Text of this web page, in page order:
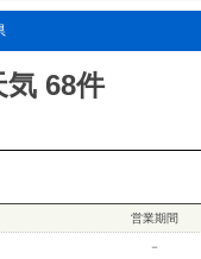
68件
営業期間
－